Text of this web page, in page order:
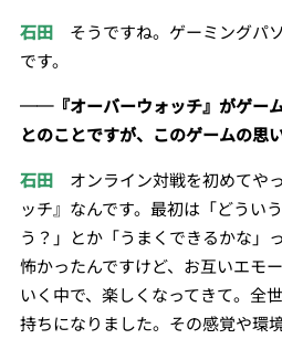
石田そうですね。ゲーミングパ
です。
──『オーバーウォッチ』がゲー
とのことですが、このゲームの思
石田オンライン対戦を初めてや
ッチ』なんです。最初は「どうい
う？」とか「うまくできるかな」
怖かったんですけど、お互いエモ
いく中で、楽しくなってきて。全
持ちになりました。その感覚や環